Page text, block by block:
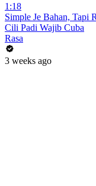
1:18
Simple Je Bahan, Tapi
Cili Padi Wajib Cuba
Rasa
3 weeks ago